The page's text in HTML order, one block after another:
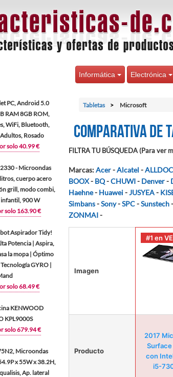
Informática Electrónica
PC, Android 5.0
RAM 8GB ROM,
WiFi, Bluetooth,
Rosado
solo 40.99 €
- Microondas
cuerpo acero
grill, modo combi,
900 W
solo 163.90 €
Aspirador Tidy!
Potencia | Aspira,
la mopa | Óptimo
GYRO |
solo 68.49 €
KENWOOD
KPL9000S
solo 679.94 €
Microondas
x 55W x 38.2H,
Ap. lateral
Tabletas Microsoft
Comparativa
FILTRA TU BÚSQUEDA (Para ver
Marcas:Acer-Alcatel -
BOOX- BQ-CHUWI- Denver-
Haehne- Huawei-JUSYEA-
Simbans-Sony-SPC-Sunstech-
ZONMAI-
Imagen
#1 en
Producto
2017
Surface
con
i5-